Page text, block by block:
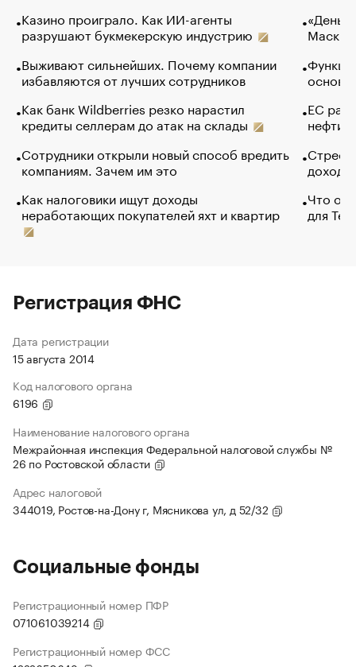
Казино проиграло. Как ИИ-агенты
разрушают букмекерскую индустрию
Выживают сильнейших. Почему компании
избавляются от лучших сотрудников
Как банк Wildberries резко нарастил
кредиты селлерам до атак на склады
Сотрудники открыли новый способ вредить
компаниям. Зачем им это
Как налоговики ищут доходы
неработающих покупателей яхт и квартир
Маск в
основ
ЕС
нефти
Что
для
Регистрация ФНС
Дата регистрации
15 августа 2014
Код налогового органа
6196
Наименование налогового органа
Межрайонная инспекция Федеральной налоговой службы №
26 по Ростовской области
Адрес налоговой
344019, Ростов-на-Дону г, Мясникова ул, д 52/32
Социальные фонды
Регистрационный номер ПФР
071061039214
Регистрационный номер ФСС